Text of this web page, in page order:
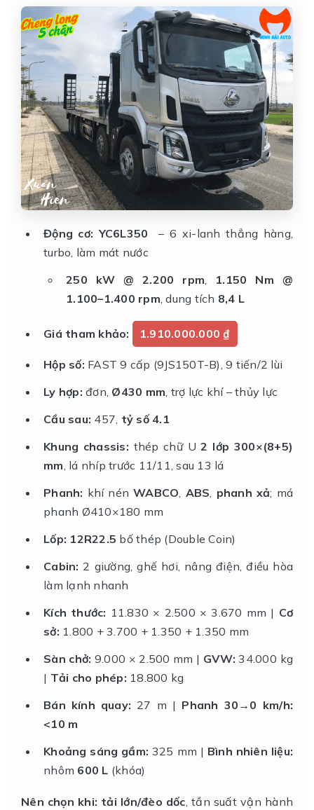
Động cơ: YC6L350
– 6 xi-lanh thẳng hàng,
turbo, làm mát nước
250 kW @ 2.200 rpm, 1.150 Nm @
1.100–1.400 rpm, dung tích 8,4 L
Giá tham khảo: 1.910.000.000 ₫
Hộp số: FAST 9 cấp (9JS150T-B), 9 tiến/2 lùi
Ly hợp: đơn, Ø430 mm, trợ lực khí – thủy lực
Cầu sau: 457, tỷ số 4.1
Khung chassis: thép chữ U2 lớp 300×(8+5)
mm, lá nhíp trước 11/11, sau 13 lá
Phanh: khí nén WABCO, ABS, phanh xả; má
phanh Ø410×180 mm
Lốp: 12R22.5 bố thép (Double Coin)
Cabin: 2 giường, ghế hơi, nâng điện, điều hòa
làm lạnh nhanh
Kích thước: 11.830 × 2.500 × 3.670 mm | Cơ
sở: 1.800 + 3.700 + 1.350 + 1.350 mm
Sàn chở: 9.000 × 2.500 mm | GVW: 34.000 kg
| Tải cho phép: 18.800 kg
Bán kính quay: 27 m | Phanh 30→0 km/h:
<10 m
Khoảng sáng gầm: 325 mm | Bình nhiên liệu:
nhôm 600 L (khóa)
Nên chọn khi: tải lớn/đèo dốc, tần suất vận hành